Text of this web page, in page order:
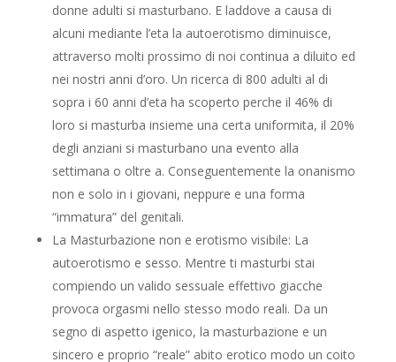
donne adulti si masturbano. E laddove a causa di
alcuni mediante l’eta la autoerotismo diminuisce,
attraverso molti prossimo di noi continua a diluito ed
nei nostri anni d’oro. Un ricerca di 800 adulti al di
sopra i 60 anni d’eta ha scoperto perche il 46% di
loro si masturba insieme una certa uniformita, il 20%
degli anziani si masturbano una evento alla
settimana o oltre a. Conseguentemente la onanismo
non e solo in i giovani, neppure e una forma
“immatura” del genitali.
La Masturbazione non e erotismo visibile: La
autoerotismo e sesso. Mentre ti masturbi stai
compiendo un valido sessuale effettivo giacche
provoca orgasmi nello stesso modo reali. Da un
segno di aspetto igenico, la masturbazione e un
sincero e proprio “reale” abito erotico modo un coito